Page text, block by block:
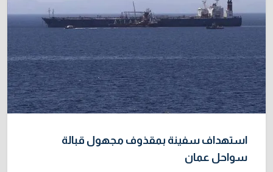
استهداف سفينة بمقذوف مجهول قبالة
سواحل عمان